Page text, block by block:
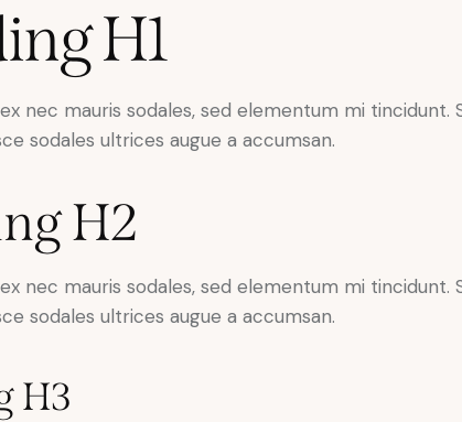
H1
nec mauris sodales, sed elementum mi tincidunt.
sodales ultrices augue a accumsan.
H2
nec mauris sodales, sed elementum mi tincidunt.
sodales ultrices augue a accumsan.
H3